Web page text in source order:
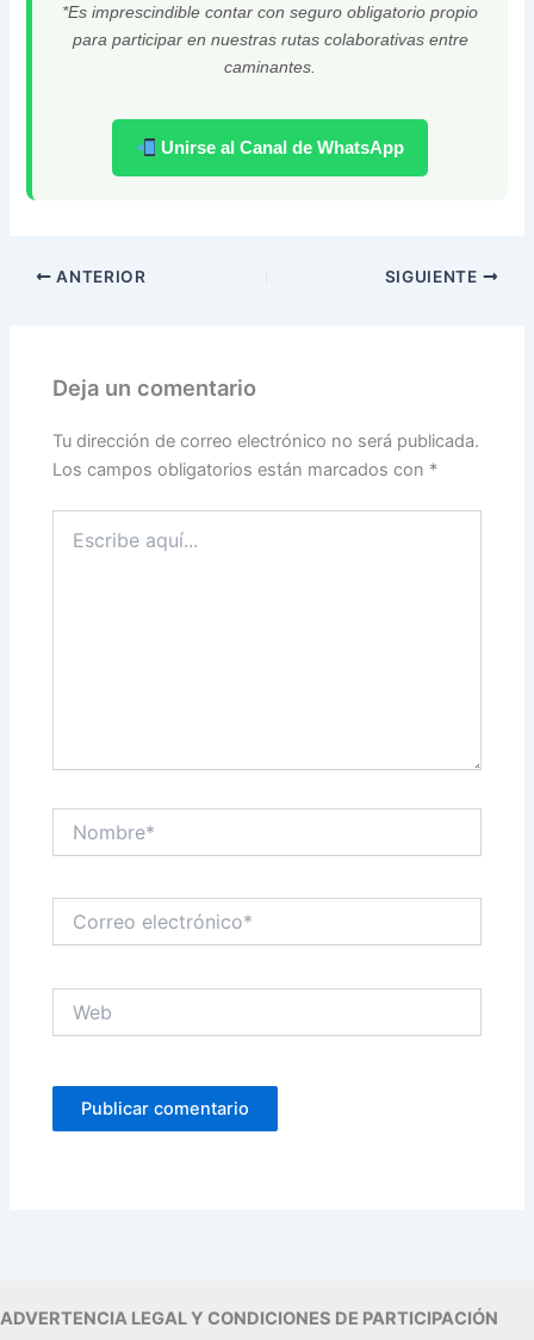
*Es imprescindible contar con seguro obligatorio propio
para participar en nuestras rutas colaborativas entre
caminantes.
Unirse al Canal de WhatsApp
ANTERIOR SIGUIENTE
Deja un comentario
Tu dirección de correo electrónico no será publicada.
Los campos obligatorios están marcados con *
aquí...
electrónico*
ADVERTENCIA LEGAL Y CONDICIONES DE PARTICIPACIÓN